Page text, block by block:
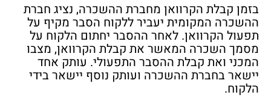
בזמן קבלת הקרוואן מחברת ההשכרה, נציג חברת
ההשכרה המקומית יעביר ללקוח הסבר מקיף על
תפעול הקרוואן. לאחר ההסבר יחתום הלקוח על
מסמך השכרה המאשר את קבלת הקרוואן, מצבו
המכני ואת קבלת ההסבר התפעולי. עותק אחד
יישאר בחברת ההשכרה ועותק נוסף יישאר בידי
הלקוח.